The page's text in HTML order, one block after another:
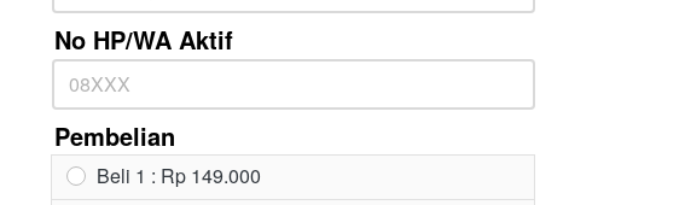
No HP/WA Aktif
Pembelian
Beli 1 : Rp 149.000